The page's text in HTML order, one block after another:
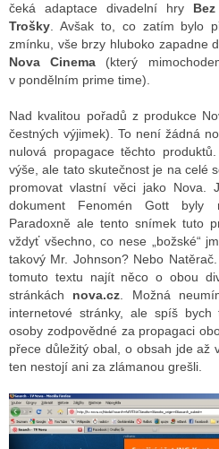
čeká adaptace divadelní hry
Trošky . Avšak to, co zatím bylo
zmínku, vše brzy hluboko zapadne
Nova Cinema (který
v pondělním prime time).
Nad kvalitou pořadů z produkce
čestných výjimek). To není žádná
nulová propagace těchto
výše, ale tato skutečnost je na celé
promovat vlastní věci jako Nova.
dokument Fenomén Gott byly
Paradoxně ale tento snímek tuto
vždyť všechno, co nese „božské“
takový Mr. Johnson? Nebo
tomuto textu najít něco o obou
stránkách nova.cz . Možná
internetové stránky, ale spíš
osoby zodpovědné za propagaci
přece důležitý obal, o obsah jde až
ten nestojí ani za zlámanou grešli.